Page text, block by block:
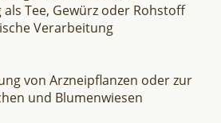
Tee, Gewürz oder Rohstoff
Verarbeitung
von Arzneipflanzen oder zur
und Blumenwiesen